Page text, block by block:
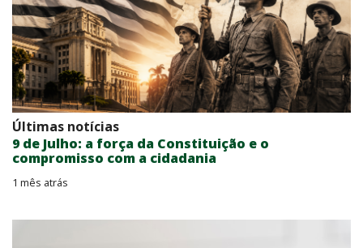
Últimas notícias
9 de Julho: a força da Constituição e o
compromisso com a cidadania
1 mês atrás